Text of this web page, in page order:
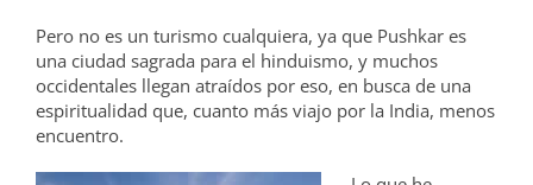
Pero no es un turismo cualquiera, ya que Pushkar es
una ciudad sagrada para el hinduismo, y muchos
occidentales llegan atraídos por eso, en busca de una
espiritualidad que, cuanto más viajo por la India, menos
encuentro.